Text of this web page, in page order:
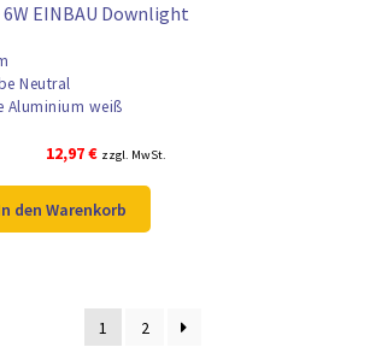
6W EINBAU Downlight
Neutral
Aluminium weiß
Ursprünglicher
war:
16,98 €
12,97€Aktueller
ist:
12,97 €.
zzgl. MwSt.
den Warenkorb
1 2